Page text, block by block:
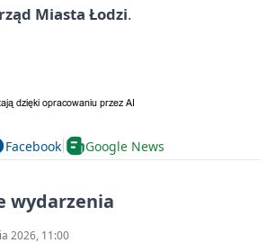
Miasta Łodzi.
Facebook Google News
wydarzenia
2026, 11:00